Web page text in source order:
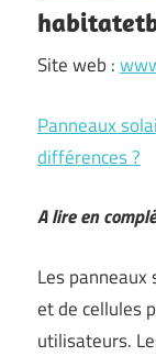
Site web :
Panneaux
différences ?
A lire en
Les
et de cellules
utilisateurs.